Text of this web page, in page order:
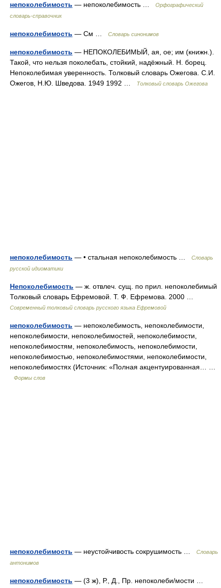
непоколебимость — непоколебимость …
Орфографический
словарь-справочник
непоколебимость — См … Словарь синонимов
непоколебимость — НЕПОКОЛЕБИМЫЙ, ая, ое; им (книжн.).
Такой, что нельзя поколебать, стойкий, надёжный. Н. борец.
Непоколебимая уверенность. Толковый словарь Ожегова. С.И.
Ожегов, Н.Ю. Шведова. 1949 1992 …
Толковый словарь Ожегова
непоколебимость — • стальная непоколебимость …
Словарь
русской идиоматики
Непоколебимость — ж. отвлеч. сущ. по прил. непоколебимый
Толковый словарь Ефремовой. Т. Ф. Ефремова. 2000 …
Современный толковый словарь русского языка Ефремовой
непоколебимость — непоколебимость, непоколебимости,
непоколебимости, непоколебимостей, непоколебимости,
непоколебимостям, непоколебимость, непоколебимости,
непоколебимостью, непоколебимостями, непоколебимости,
непоколебимостях (Источник: «Полная акцентуированная… …
Формы слов
непоколебимость — неустойчивость сокрушимость …
Словарь
антонимов
непоколебимость — (3 ж), Р., Д., Пр. непоколеби/мости …